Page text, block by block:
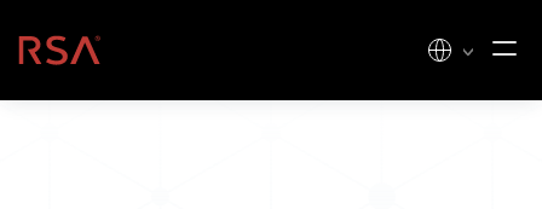
Accueil